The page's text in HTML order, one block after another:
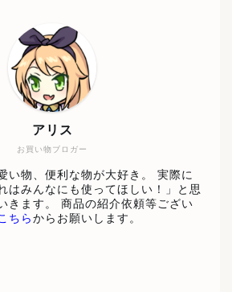
お買い物ブロガー
アリス
い物、便利な物が大好き。 実際に
はみんなにも使ってほしい！」と思
きます。 商品の紹介依頼等ござい
ちらからお願いします。